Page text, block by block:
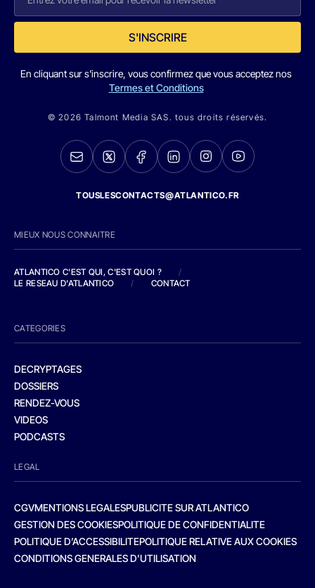
S'INSCRIRE
En cliquant sur s'inscrire, vous confirmez que vous acceptez nos
Termes et Conditions
© 2026 Talmont Media SAS. tous droits réservés.
TOUSLESCONTACTS@ATLANTICO.FR
MIEUX NOUS CONNAITRE
ATLANTICO C'EST QUI, C'EST QUOI ?
/
LE RESEAU D'ATLANTICO
/ CONTACT
CATEGORIES
DECRYPTAGES
DOSSIERS
RENDEZ-VOUS
VIDEOS
PODCASTS
LEGAL
CGVMENTIONS LEGALESPUBLICITE SUR ATLANTICO
GESTION DES COOKIESPOLITIQUE DE CONFIDENTIALITE
POLITIQUE D’ACCESSIBILITEPOLITIQUE RELATIVE AUX COOKIES
CONDITIONS GENERALES D’UTILISATION